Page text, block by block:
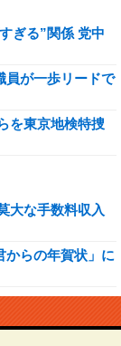
ぎる”関係 党中
が一歩リードで
を東京地検特捜
大な手数料収入
からの年賀状」に